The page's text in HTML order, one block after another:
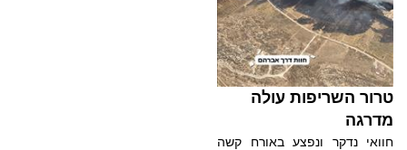
טרור השריפות עולה
מדרגה
חוואי נדקר ונפצע באורח קשה